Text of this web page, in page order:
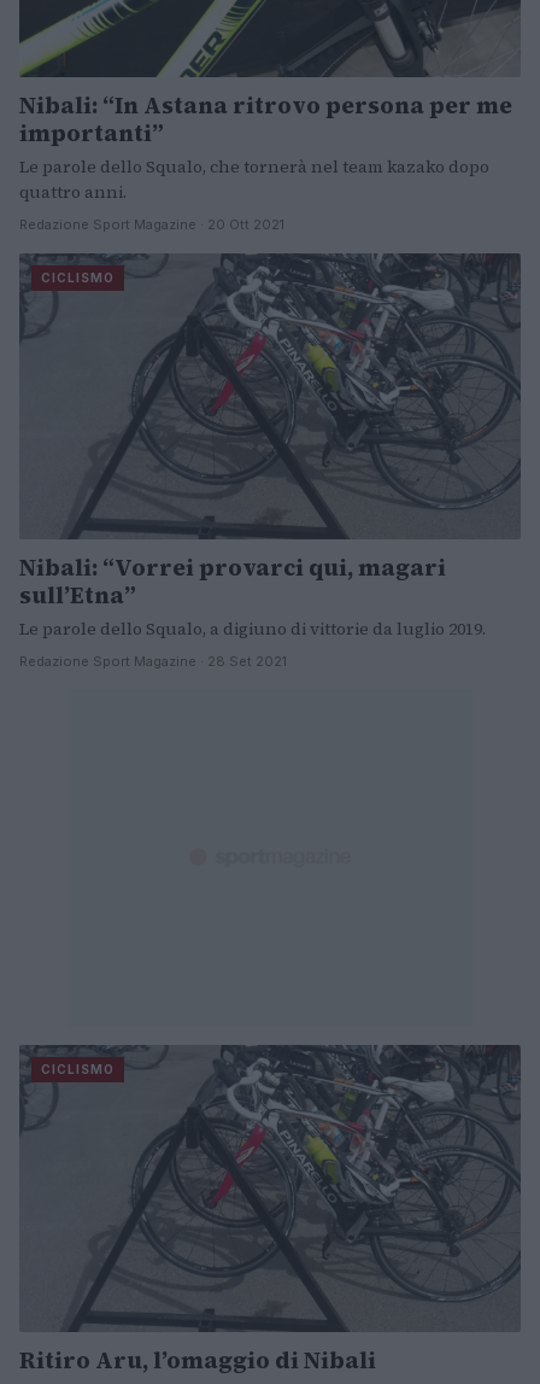
Nibali: “In Astana ritrovo persona per me
importanti”
Le parole dello Squalo, che tornerà nel team kazako dopo
quattro anni.
Redazione Sport Magazine · 20 Ott 2021
CICLISMO
Nibali: “Vorrei provarci qui, magari
sull’Etna”
Le parole dello Squalo, a digiuno di vittorie da luglio 2019.
Redazione Sport Magazine · 28 Set 2021
CICLISMO
Ritiro Aru, l’omaggio di Nibali